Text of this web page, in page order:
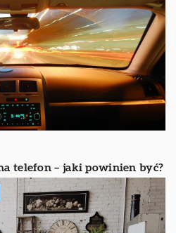
telefon – jaki powinien być?